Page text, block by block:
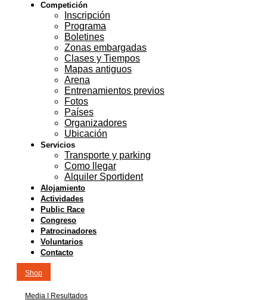
Competición
Inscripción
Programa
Boletines
Zonas embargadas
Clases y Tiempos
Mapas antiguos
Arena
Entrenamientos previos
Fotos
Países
Organizadores
Ubicación
Servicios
Transporte y parking
Como llegar
Alquiler Sportident
Alojamiento
Actividades
Public Race
Congreso
Patrocinadores
Voluntarios
Contacto
Shop
Media | Resultados